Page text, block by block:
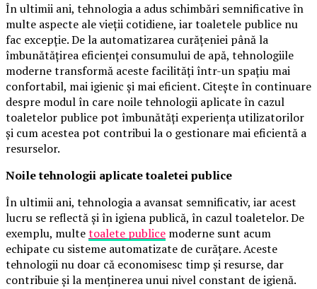
În ultimii ani, tehnologia a adus schimbări semnificative în
multe aspecte ale vieții cotidiene, iar toaletele publice nu
fac excepție. De la automatizarea curățeniei până la
îmbunătățirea eficienței consumului de apă, tehnologiile
moderne transformă aceste facilități într-un spațiu mai
confortabil, mai igienic și mai eficient. Citește în continuare
despre modul în care noile tehnologii aplicate în cazul
toaletelor publice pot îmbunătăți experiența utilizatorilor
și cum acestea pot contribui la o gestionare mai eficientă a
resurselor.
Noile tehnologii aplicate toaletei publice
În ultimii ani, tehnologia a avansat semnificativ, iar acest
lucru se reflectă și în igiena publică, în cazul toaletelor. De
exemplu, multetoalete publice moderne sunt acum
echipate cu sisteme automatizate de curățare. Aceste
tehnologii nu doar că economisesc timp și resurse, dar
contribuie și la menținerea unui nivel constant de igienă.